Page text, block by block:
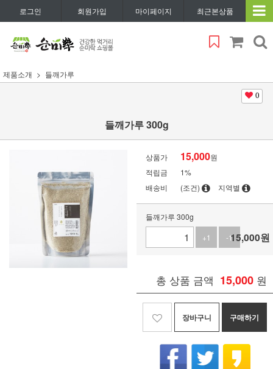
로그인 회원가입 마이페이지 최근본상품
제품소개 들깨가루
0
들깨가루 300g
상품가 15,000원
적립금
1%
배송비
(조건) 지역별
들깨가루 300g
+1
-115,000원
총 상품 금액 15,000 원
장바구니 구매하기